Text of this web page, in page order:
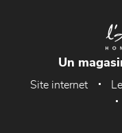
Un
Site internet